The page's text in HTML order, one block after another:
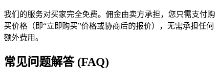
我们的服务对买家完全免费。佣金由卖方承担，您只需支付购
买价格（即“立即购买”价格或协商后的报价），无需承担任何
额外费用。
常见问题解答 (FAQ)